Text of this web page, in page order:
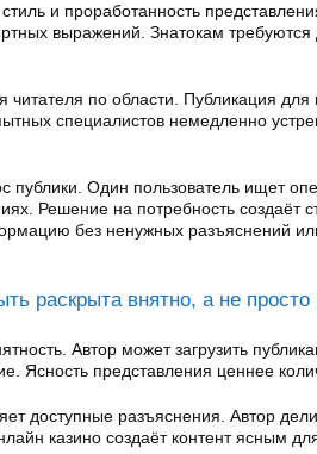
и проработанность
выражений. Знатокам
читателя по области. Публикация
специалистов немедленно
публики. Один пользователь ищет
Решение на потребность создаёт
без ненужных разъяснений
раскрыта внятно, а не просто
Автор может загрузить
Ясность представления ценнее
доступные разъяснения. Автор
казино создаёт контент ясным